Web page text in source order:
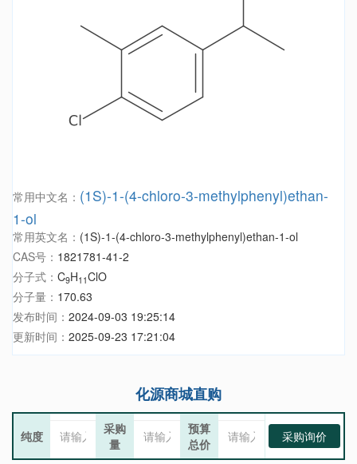
常用中文名： (1S)-1-(4-chloro-3-methylphenyl)ethan-
1-ol
常用英文名： (1S)-1-(4-chloro-3-methylphenyl)ethan-1-ol
CAS号： 1821781-41-2
分子式： C9H11ClO
分子量： 170.63
发布时间： 2024-09-03 19:25:14
更新时间： 2025-09-23 17:21:04
化源商城直购
纯度
采购
量
预算
总价
采购询价